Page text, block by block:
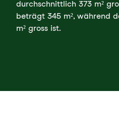
durchschnittlich 373 m²
beträgt 345 m², während
m² gross ist.